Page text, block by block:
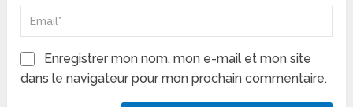
Enregistrer mon nom, mon e-mail et mon site
dans le navigateur pour mon prochain commentaire.